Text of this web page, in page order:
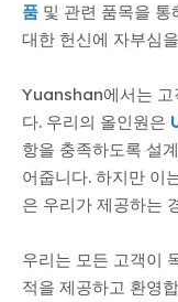
품 및 관련 품목을 통
대한 헌신에 자부심
Yuanshan에서는 고
다. 우리의 올인원은
항을 충족하도록 설
어줍니다. 하지만 이
은 우리가 제공하는
우리는 모든 고객이
적을 제공하고 환영